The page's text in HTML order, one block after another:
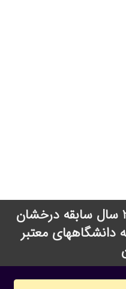
CIS Group با بیش از 30 سال سابقه درخشان
دانشگاههای معتبر